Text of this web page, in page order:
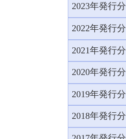
2023年発行分
2022年発行分
2021年発行分
2020年発行分
2019年発行分
2018年発行分